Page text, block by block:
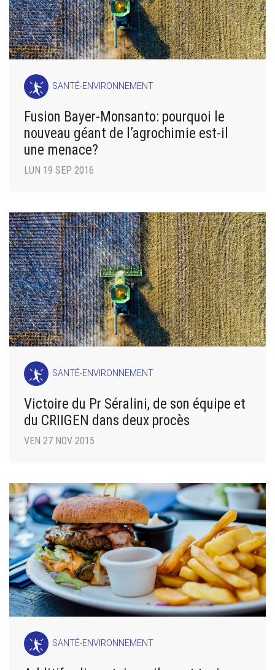
SANTÉ-ENVIRONNEMENT
Fusion Bayer-Monsanto: pourquoi le
nouveau géant de l’agrochimie est-il
une menace?
LUN 19 SEP 2016
SANTÉ-ENVIRONNEMENT
Victoire du Pr Séralini, de son équipe et
du CRIIGEN dans deux procès
VEN 27 NOV 2015
SANTÉ-ENVIRONNEMENT